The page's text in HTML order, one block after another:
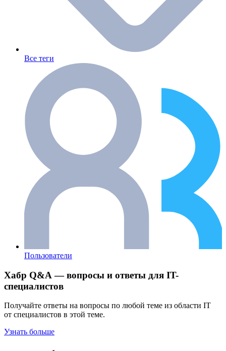
Все теги
Пользователи
Хабр Q&A — вопросы и ответы для IT-
специалистов
Получайте ответы на вопросы по любой теме из области IT
от специалистов в этой теме.
Узнать больше